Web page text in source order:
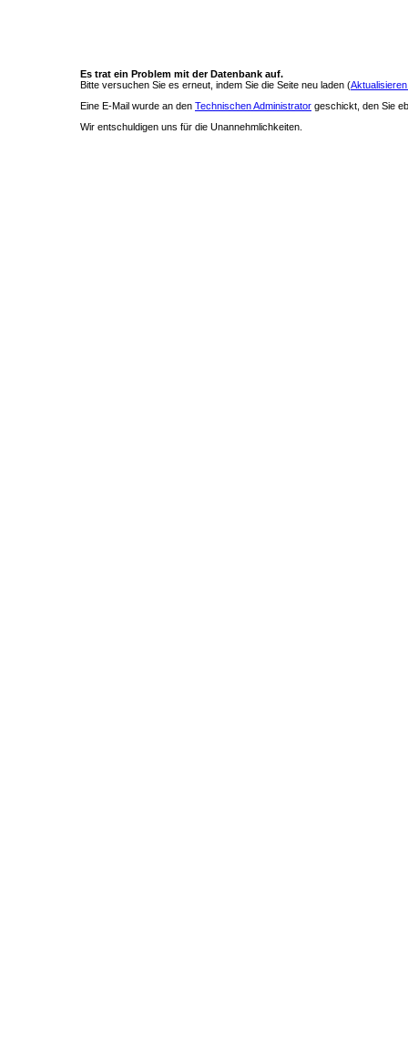
Es trat ein Problem mit der Datenbank auf.
Bitte versuchen Sie es erneut, indem Sie die Seite neu laden (
Eine E-Mail wurde an den Technischen Administrator geschickt, den Sie
Wir entschuldigen uns für die Unannehmlichkeiten.